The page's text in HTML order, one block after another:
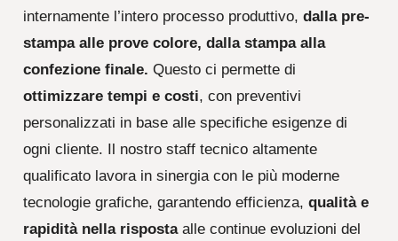
internamente l’intero processo produttivo, dalla pre-
stampa alle prove colore, dalla stampa alla
confezione finale. Questo ci permette di
ottimizzare tempi e costi, con preventivi
personalizzati in base alle specifiche esigenze di
ogni cliente. Il nostro staff tecnico altamente
qualificato lavora in sinergia con le più moderne
tecnologie grafiche, garantendo efficienza, qualità e
rapidità nella rispostaalle continue evoluzioni del